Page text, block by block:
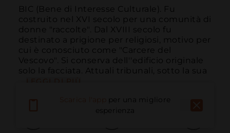
BIC (Bene di Interesse Culturale). Fu
costruito nel XVI secolo per una comunità di
donne "raccolte". Dal XVIII secolo fu
destinato a prigione per religiosi, motivo per
cui è conosciuto come "Carcere del
Vescovo". Si conserva dell''edificio originale
solo la facciata. Attuali tribunali, sotto la sua
per una migliore
esperienza